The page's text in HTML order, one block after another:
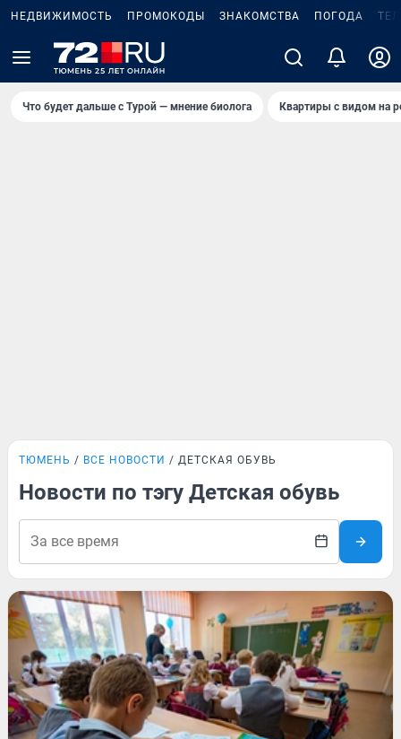
НЕДВИЖИМОСТЬ ПРОМОКОДЫ ЗНАКОМСТВА ПОГОДА
Что будет дальше с Турой — мнение биолога Квартиры с видом на
ТЮМЕНЬ ВСЕ НОВОСТИ ДЕТСКАЯ ОБУВЬ
Новости по тэгу Детская обувь